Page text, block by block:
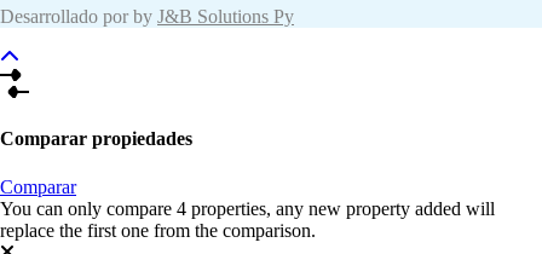
Desarrollado por by J&B Solutions Py
Comparar propiedades
Comparar
You can only compare 4 properties, any new property added will
replace the first one from the comparison.